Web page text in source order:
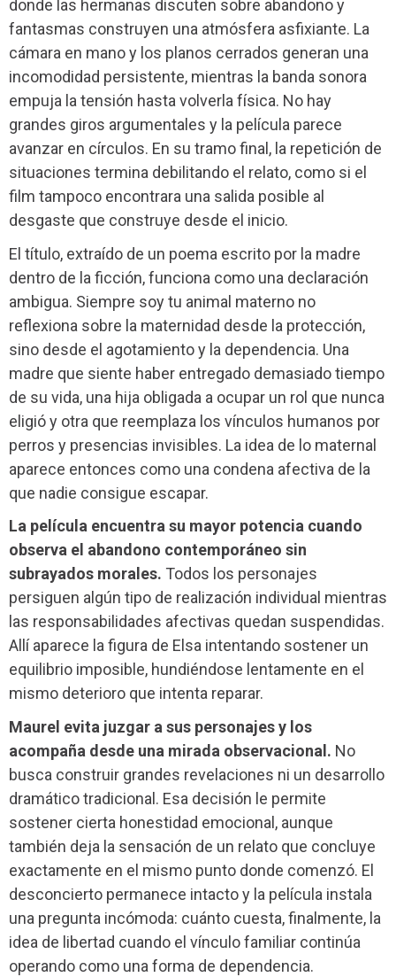
donde las hermanas discuten sobre abandono y
fantasmas construyen una atmósfera asfixiante. La
cámara en mano y los planos cerrados generan una
incomodidad persistente, mientras la banda sonora
empuja la tensión hasta volverla física. No hay
grandes giros argumentales y la película parece
avanzar en círculos. En su tramo final, la repetición de
situaciones termina debilitando el relato, como si el
film tampoco encontrara una salida posible al
desgaste que construye desde el inicio.
El título, extraído de un poema escrito por la madre
dentro de la ficción, funciona como una declaración
ambigua. Siempre soy tu animal materno no
reflexiona sobre la maternidad desde la protección,
sino desde el agotamiento y la dependencia. Una
madre que siente haber entregado demasiado tiempo
de su vida, una hija obligada a ocupar un rol que nunca
eligió y otra que reemplaza los vínculos humanos por
perros y presencias invisibles. La idea de lo maternal
aparece entonces como una condena afectiva de la
que nadie consigue escapar.
La película encuentra su mayor potencia cuando
observa el abandono contemporáneo sin
subrayados morales. Todos los personajes
persiguen algún tipo de realización individual mientras
las responsabilidades afectivas quedan suspendidas.
Allí aparece la figura de Elsa intentando sostener un
equilibrio imposible, hundiéndose lentamente en el
mismo deterioro que intenta reparar.
Maurel evita juzgar a sus personajes y los
acompaña desde una mirada observacional. No
busca construir grandes revelaciones ni un desarrollo
dramático tradicional. Esa decisión le permite
sostener cierta honestidad emocional, aunque
también deja la sensación de un relato que concluye
exactamente en el mismo punto donde comenzó. El
desconcierto permanece intacto y la película instala
una pregunta incómoda: cuánto cuesta, finalmente, la
idea de libertad cuando el vínculo familiar continúa
operando como una forma de dependencia.